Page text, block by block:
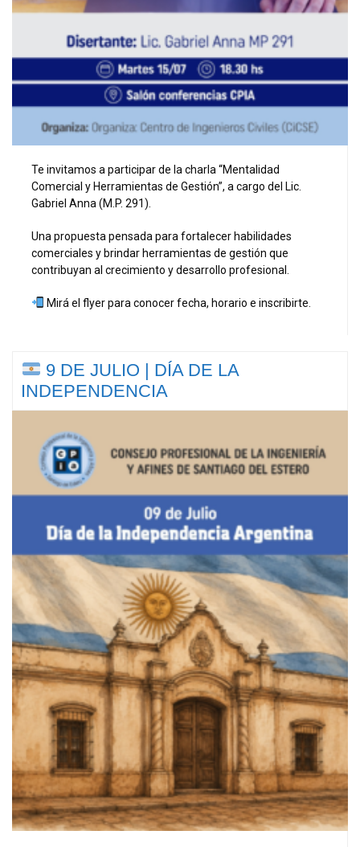
Te invitamos a participar de la charla “Mentalidad
Comercial y Herramientas de Gestión”, a cargo del Lic.
Gabriel Anna (M.P. 291).
Una propuesta pensada para fortalecer habilidades
comerciales y brindar herramientas de gestión que
contribuyan al crecimiento y desarrollo profesional.
Mirá el flyer para conocer fecha, horario e inscribirte.
9 DE JULIO | DÍA DE LA
INDEPENDENCIA